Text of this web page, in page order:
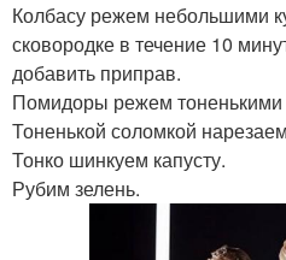
Колбасу режем небольшими
сковородке в течение 10
добавить приправ.
Помидоры режем тоненькими
Тоненькой соломкой
Тонко шинкуем капусту.
Рубим зелень.